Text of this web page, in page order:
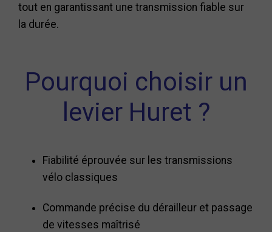
tout en garantissant une transmission fiable sur
la durée.
Pourquoi choisir un
levier Huret ?
Fiabilité éprouvée sur les transmissions
vélo classiques
Commande précise du dérailleur et passage
de vitesses maîtrisé